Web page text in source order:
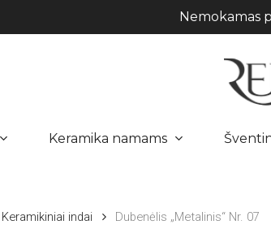
Nemokamas
Keramika namams
Keramikiniai indai Dubenėlis „Metalinis“ Nr. 07